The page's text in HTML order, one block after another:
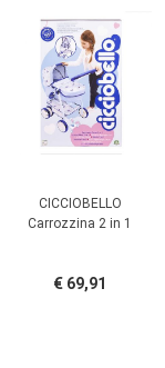
CICCIOBELLO
Carrozzina 2 in 1
€ 69,91